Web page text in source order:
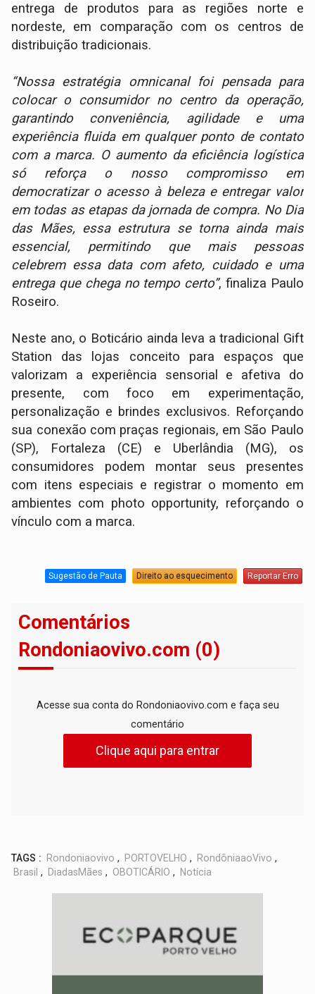
entrega de produtos para as regiões norte e
nordeste, em comparação com os centros de
distribuição tradicionais.
“Nossa estratégia omnicanal foi pensada para
colocar o consumidor no centro da operação,
garantindo conveniência, agilidade e uma
experiência fluida em qualquer ponto de contato
com a marca. O aumento da eficiência logística
só reforça o nosso compromisso em
democratizar o acesso à beleza e entregar valor
em todas as etapas da jornada de compra. No Dia
das Mães, essa estrutura se torna ainda mais
essencial, permitindo que mais pessoas
celebrem essa data com afeto, cuidado e uma
entrega que chega no tempo certo”, finaliza Paulo
Roseiro.
Neste ano, o Boticário ainda leva a tradicional Gift
Station das lojas conceito para espaços que
valorizam a experiência sensorial e afetiva do
presente, com foco em experimentação,
personalização e brindes exclusivos. Reforçando
sua conexão com praças regionais, em São Paulo
(SP), Fortaleza (CE) e Uberlândia (MG), os
consumidores podem montar seus presentes
com itens especiais e registrar o momento em
ambientes com photo opportunity, reforçando o
vínculo com a marca.
Sugestão de Pauta Direito ao esquecimento Reportar Erro
Comentários
Rondoniaovivo.com (0)
Acesse sua conta do Rondoniaovivo.com e faça seu
comentário
Clique aqui para entrar
TAGS : Rondoniaovivo , PORTOVELHO , RondôniaaoVivo ,
Brasil , DiadasMães , OBOTICÁRIO , Notícia